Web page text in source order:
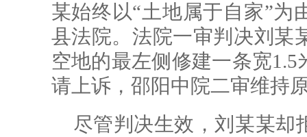
某始终以“土地属于自家”为
县法院。法院一审判决刘某
空地的最左侧修建一条宽
请上诉，邵阳中院二审维持
尽管判决生效，刘某某却